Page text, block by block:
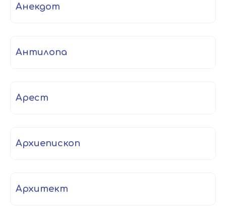
анекдот
антилопа
арест
архиепископ
архитект